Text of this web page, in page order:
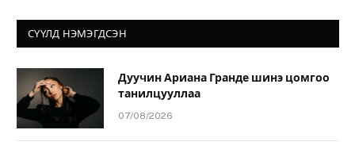
СҮҮЛД НЭМЭГДСЭН
Дуучин Ариана Гранде шинэ цомгоо
танилцууллаа
07/08/2026